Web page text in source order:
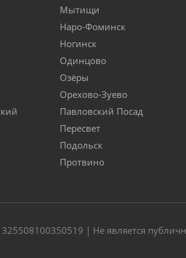
Мытищи
Наро-Фоминск
Ногинск
Одинцово
Озёры
Орехово-Зуево
Павловский Посад
Пересвет
Подольск
Протвино
| Не является